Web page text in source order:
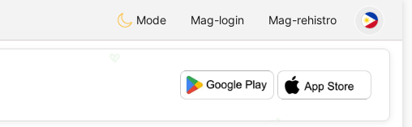
Mode Mag-login Mag-rehistro
💕